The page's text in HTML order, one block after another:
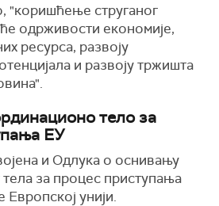
"коришћење струганог
одрживости економије,
ресурса, развоју
и развоју тржишта
тело за
ЕУ
и Одлука о оснивању
за процес приступања
Европској унији.